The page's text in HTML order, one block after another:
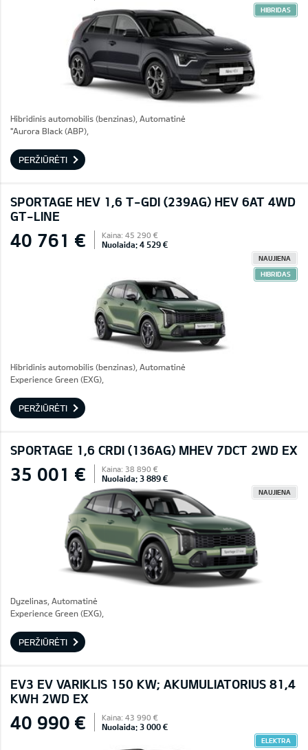
HIBRIDAS
Hibridinis automobilis (benzinas), Automatinė
"Aurora Black (ABP),
PERŽIŪRĖTI
SPORTAGE HEV 1,6 T-GDI (239AG) HEV 6AT 4WD
GT-LINE
40 761 € Kaina: 45 290 €
Nuolaida: 4 529 €
NAUJIENA
HIBRIDAS
Hibridinis automobilis (benzinas), Automatinė
Experience Green (EXG),
PERŽIŪRĖTI
SPORTAGE 1,6 CRDI (136AG) MHEV 7DCT 2WD EX
35 001 € Kaina: 38 890 €
Nuolaida: 3 889 €
NAUJIENA
Dyzelinas, Automatinė
Experience Green (EXG),
PERŽIŪRĖTI
EV3 EV VARIKLIS 150 KW; AKUMULIATORIUS 81,4
KWH 2WD EX
40 990 € Kaina: 43 990 €
Nuolaida: 3 000 €
ELEKTRA